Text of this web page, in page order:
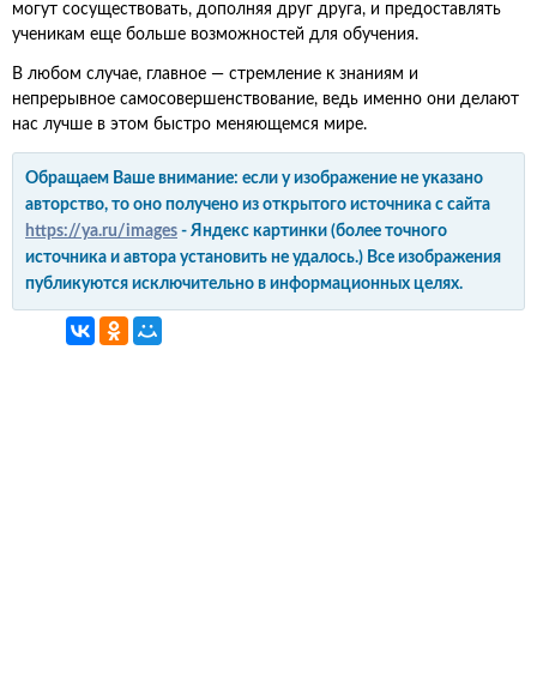
могут сосуществовать, дополняя друг друга, и предоставлять
ученикам еще больше возможностей для обучения.
В любом случае, главное — стремление к знаниям и
непрерывное самосовершенствование, ведь именно они делают
нас лучше в этом быстро меняющемся мире.
Обращаем Ваше внимание: если у изображение не указано
авторство, то оно получено из открытого источника с сайта
https://ya.ru/images - Яндекс картинки (более точного
источника и автора установить не удалось.) Все изображения
публикуются исключительно в информационных целях.